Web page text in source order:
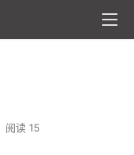
阅读 15